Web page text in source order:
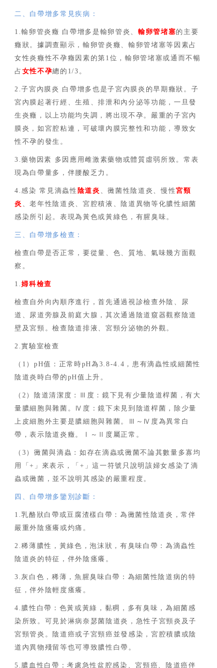
二、白帶增多常見疾病：
1.輸卵管炎癥 白帶增多是輸卵管炎、輸卵管堵塞的主要
癥狀。據調查顯示，輸卵管炎癥、輸卵管堵塞等因素占
女性炎癥性不孕癥因素的第1位，輸卵管堵塞或通而不暢
占 女性不孕總的1/3。
2.子宮內膜炎 白帶增多也是子宮內膜炎的早期癥狀。子
宮內膜起著行經、生殖、排泄和內分泌等功能，一旦發
生炎癥，以上功能均失調，將出現不孕。嚴重的子宮內
膜炎，如宮腔粘連，可破壞內膜完整性和功能，導致女
性不孕的發生。
3.藥物因素 多因應用雌激素藥物或體質虛弱所致。常表
現為白帶量多，伴腰酸乏力。
4.感染 常見滴蟲性 陰道炎 、黴菌性陰道炎、慢性宮頸
炎 、老年性陰道炎、宮腔積液、陰道異物等化膿性細菌
感染所引起。表現為黃色或黃綠色，有腥臭味。
三、白帶增多檢查：
檢查白帶是否正常，要從量、色、質地、氣味幾方面觀
察。
1.婦科檢查
檢查自外向內順序進行，首先通過視診檢查外陰、尿
道、尿道旁腺及前庭大腺，其次通過陰道窺器觀察陰道
壁及宮頸。檢查陰道排液、宮頸分泌物的外觀。
2.實驗室檢查
（ 1）pH值：正常時pH為3.8-4.4，患有滴蟲性或細菌性
陰道炎時白帶的pH值上升。
（ 2）陰道清潔度：Ⅲ度：鏡下見有少量陰道桿菌，有大
量膿細胞與雜菌。Ⅳ度：鏡下未見到陰道桿菌，除少量
上皮細胞外主要是膿細胞與雜菌。Ⅲ～Ⅳ度為異常白
帶，表示陰道炎癥。Ⅰ～Ⅱ度屬正常。
（ 3）黴菌與滴蟲：如存在滴蟲或黴菌不論其數量多寡均
用「+」來表示，「+」這一符號只說明該婦女感染了滴
蟲或黴菌，並不說明其感染的嚴重程度。
四、白帶增多鑒別診斷：
1.乳酪狀白帶或豆腐渣樣白帶：為黴菌性陰道炎，常伴
嚴重外陰瘙癢或灼痛。
2.稀薄膿性，黃綠色，泡沫狀，有臭味白帶：為滴蟲性
陰道炎的特征，伴外陰瘙癢。
3.灰白色，稀薄，魚腥臭味白帶：為細菌性陰道病的特
征，伴外陰輕度瘙癢。
4.膿性白帶：色黃或黃綠，黏稠，多有臭味，為細菌感
染所致。可見於淋病奈瑟菌陰道炎，急性子宮頸炎及子
宮頸管炎。陰道癌或子宮頸癌並發感染，宮腔積膿或陰
道內異物殘留等也可導致膿性白帶。
5.膿血性白帶：考慮急性盆腔感染、宮頸癌、陰道癌伴